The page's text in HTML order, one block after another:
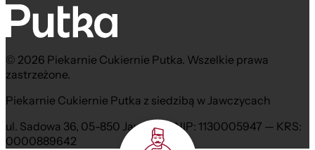
© 2026 Piekarnie Cukiernie Putka. Wszelkie prawa
zastrzeżone.
Piekarnie Cukiernie Putka z siedzibą w Jawczycach
ul. Sadowa 36, 05-850 Jawczyce NIP: 1130005947 — KRS:
0000889642